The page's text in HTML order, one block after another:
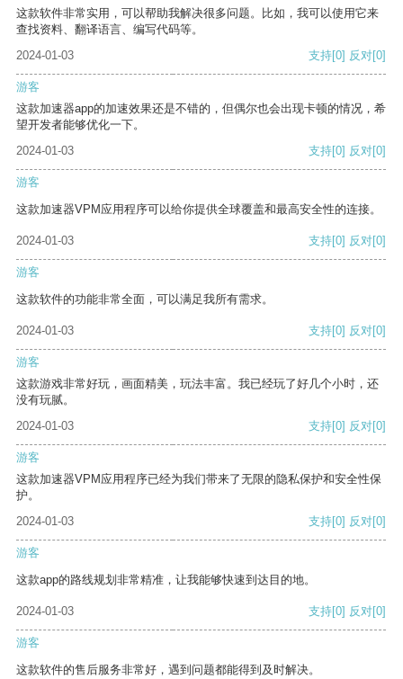
这款软件非常实用，可以帮助我解决很多问题。比如，我可以使用它来
查找资料、翻译语言、编写代码等。
2024-01-03
支持[0] 反对[0]
游客
这款加速器app的加速效果还是不错的，但偶尔也会出现卡顿的情况，希
望开发者能够优化一下。
2024-01-03
支持[0] 反对[0]
游客
这款加速器VPM应用程序可以给你提供全球覆盖和最高安全性的连接。
2024-01-03 支持[0] 反对[0]
游客
这款软件的功能非常全面，可以满足我所有需求。
2024-01-03 支持[0] 反对[0]
游客
这款游戏非常好玩，画面精美，玩法丰富。我已经玩了好几个小时，还
没有玩腻。
2024-01-03
支持[0] 反对[0]
游客
这款加速器VPM应用程序已经为我们带来了无限的隐私保护和安全性保
护。
2024-01-03
支持[0] 反对[0]
游客
这款app的路线规划非常精准，让我能够快速到达目的地。
2024-01-03 支持[0] 反对[0]
游客
这款软件的售后服务非常好，遇到问题都能得到及时解决。